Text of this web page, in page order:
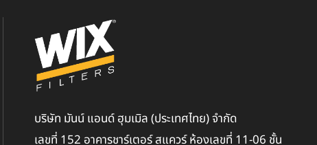
บริษัท มันน์ แอนด์ ฮุมเมิล (ประเทศไทย) จำกัด
เลขที่ 152 อาคารชาร์เตอร์ สแควร์ ห้องเลขที่ 11-06 ชั้น